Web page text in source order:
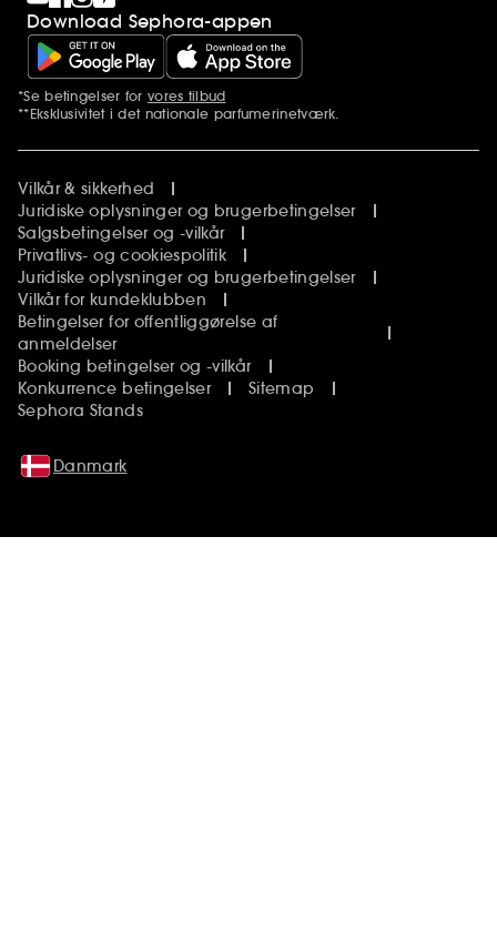
Download Sephora-appen
Yderligere bemærkninger
*Se betingelser for vores tilbud
**Eksklusivitet i det nationale parfumerinetværk.
Vilkår & sikkerhed
Juridiske oplysninger og brugerbetingelser
Salgsbetingelser og -vilkår
Privatlivs- og cookiespolitik
Juridiske oplysninger og brugerbetingelser
Vilkår for kundeklubben
Betingelser for offentliggørelse af
anmeldelser
Booking betingelser og -vilkår
Konkurrence betingelser
Sitemap
Sephora Stands
Danmark